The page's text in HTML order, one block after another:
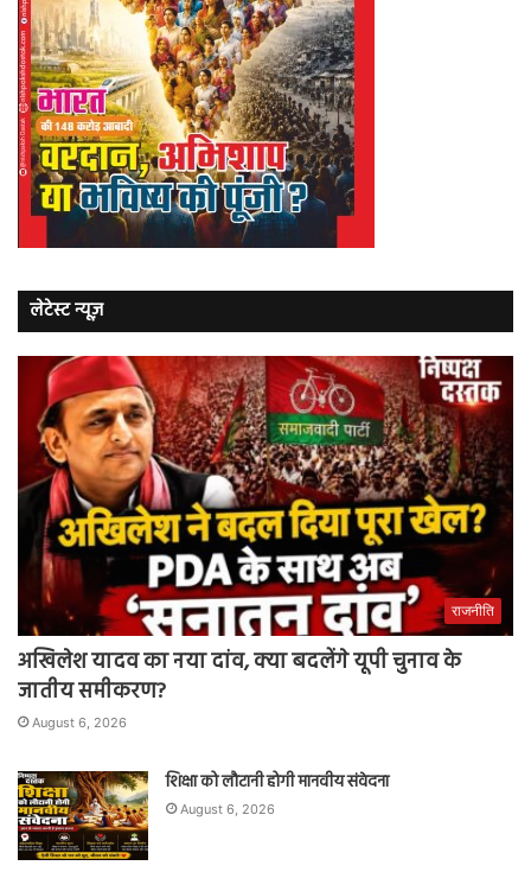
लेटेस्ट न्यूज़
राजनीति
अखिलेश यादव का नया दांव, क्या बदलेंगे यूपी चुनाव के
जातीय समीकरण?
August 6, 2026
शिक्षा को लौटानी होगी मानवीय संवेदना
August 6, 2026